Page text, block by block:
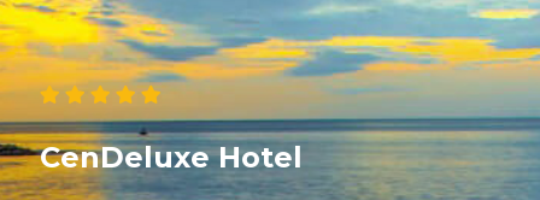
CenDeluxe Hotel